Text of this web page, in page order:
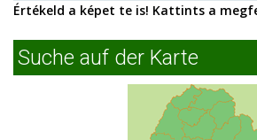
Értékeld a képet te is! Kattints a
Suche auf der Karte